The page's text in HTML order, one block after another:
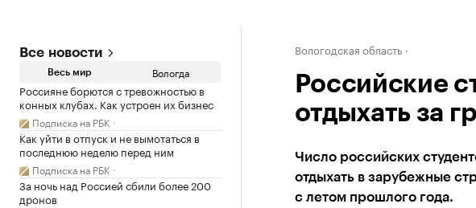
Все новости
Весь мир Вологда
Россияне борются с тревожностью в
конных клубах. Как устроен их бизнес
Подписка на РБК
Как уйти в отпуск и не вымотаться в
последнюю неделю перед ним
Подписка на РБК
За ночь над Россией сбили более 200
дронов
Вологодская область
Российские
отдыхать за
Число российских
отдыхать в зарубежные
с летом прошлого года.